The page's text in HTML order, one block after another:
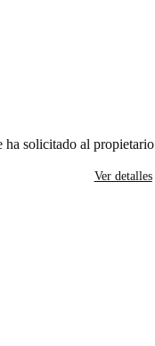
ha solicitado al propietario
Ver detalles